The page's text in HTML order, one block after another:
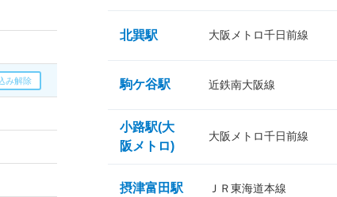
北巽駅 大阪メトロ千日前線
駒ケ谷駅 近鉄南大阪線
小路駅(大
阪メトロ)
大阪メトロ千日前線
摂津富田駅 ＪＲ東海道本線